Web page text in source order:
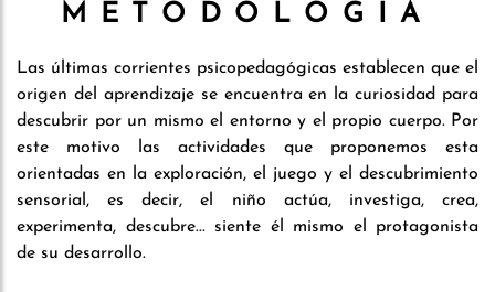
METODOLOGIA
Las últimas corrientes psicopedagógicas establecen que el
origen del aprendizaje se encuentra en la curiosidad para
descubrir por un mismo el entorno y el propio cuerpo. Por
este motivo las actividades que proponemos esta
orientadas en la exploración, el juego y el descubrimiento
sensorial, es decir, el niño actúa, investiga, crea,
experimenta, descubre... siente él mismo el protagonista
de su desarrollo.